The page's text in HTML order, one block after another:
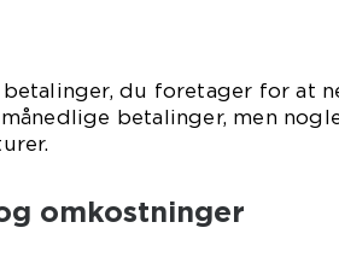
du foretager for at
betalinger, men
omkostninger